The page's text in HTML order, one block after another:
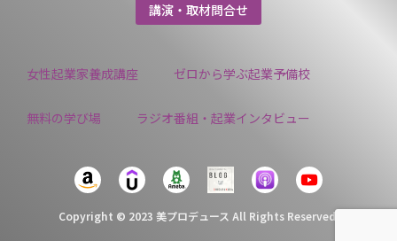
講演・取材問合せ
女性起業家養成講座 ゼロから学ぶ起業予備校
無料の学び場 ラジオ番組・起業インタビュー
Copyright © 2023 美プロデュース All Rights Reserved.